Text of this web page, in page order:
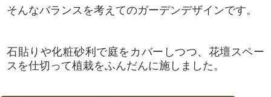
そんなバランスを考えてのガーデンデザインです。
石貼りや化粧砂利で庭をカバーしつつ、花壇スペー
スを仕切って植栽をふんだんに施しました。